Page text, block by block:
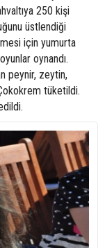
250 kişi
üstlendiği
için yumurta
oynandı.
peynir, zeytin,
tüketildi.